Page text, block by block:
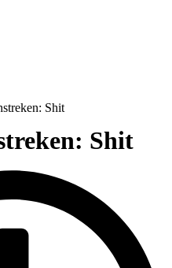
Shit
Shit